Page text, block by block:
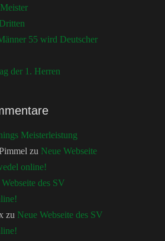
55 wird Deutscher
der 1. Herren
Meisterleistung
zu Neue Webseite
online!
des SV
zu Neue Webseite des SV